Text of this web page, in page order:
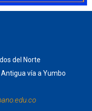
del Norte
Antigua vía a Yumbo
edu.co